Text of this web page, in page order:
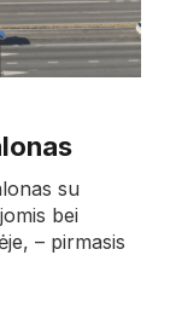
su
bei
– pirmasis